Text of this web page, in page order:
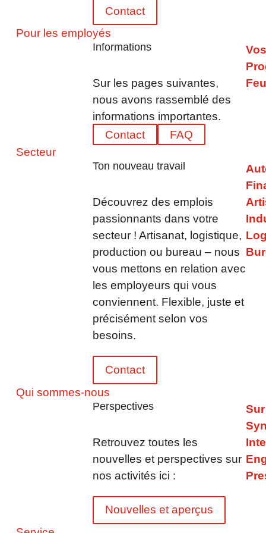
Contact
Pour les employés
Informations
Sur les pages suivantes,
nous avons rassemblé des
informations importantes.
Contact
FAQ
Secteur
Ton nouveau travail
Découvrez des emplois
passionnants dans votre
secteur ! Artisanat, logistique,
production ou bureau – nous
vous mettons en relation avec
les employeurs qui vous
conviennent. Flexible, juste et
précisément selon vos
besoins.
Contact
Qui sommes-nous
Perspectives
Retrouvez toutes les
nouvelles et perspectives sur
nos activités ici :
Nouvelles et aperçus
Téléchargement PDF – 25.04.2017
Année commerciale 2016 réussie
augmentation du chiffre d'affaires de
Télécharger au format PDF –
Des emplois menacés ?!
Téléchargement PDF – 19.09.2016
présent en Bavière grâce à un
Téléchargement PDF –
Année commerciale stable 2015
portefeuille de services et un
Téléchargement PDF – 05.02.2016
SYNERGIE Personal enregistre
croissance toutefois clairement
Téléchargement PDF – 11.08.2015
SYNERGIE poursuit sa croissance
fructueuse
Téléchargement PDF –
„L'effet “Synergie" est réalisé -
SYNERGIE Personal et ainsi le
Téléchargement PDF – 14/10/
Contact pour les rédactions
SYNERGIE Personal Deutschland